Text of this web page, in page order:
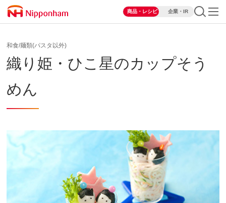
商品・レシピ 企業・IR
和食/麺類(パスタ以外)
織り姫・ひこ星のカップそう
めん